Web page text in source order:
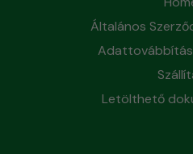
Általános
Letölthető